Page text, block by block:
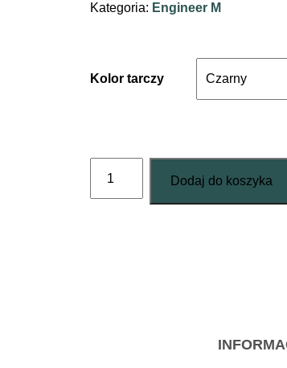
Kategoria: Engineer M
Kolor tarczy
Engineer
Dodaj do koszyka